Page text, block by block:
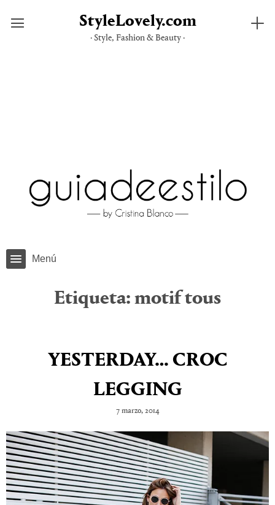
StyleLovely.com
· Style, Fashion & Beauty ·
Menú
Etiqueta: motif tous
YESTERDAY… CROC
LEGGING
7 marzo, 2014